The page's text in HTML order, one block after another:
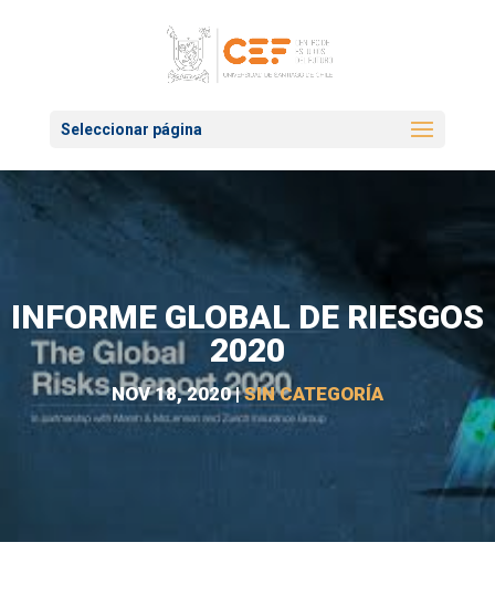
Seleccionar página
INFORME GLOBAL DE RIESGOS
2020
NOV 18, 2020|SIN CATEGORÍA